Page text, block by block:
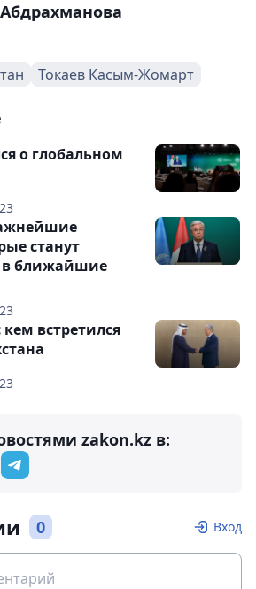
Токаев Касым-Жомарт
о глобальном
станут
ближайшие
кем встретился
zakon.kz в:
0 Вход